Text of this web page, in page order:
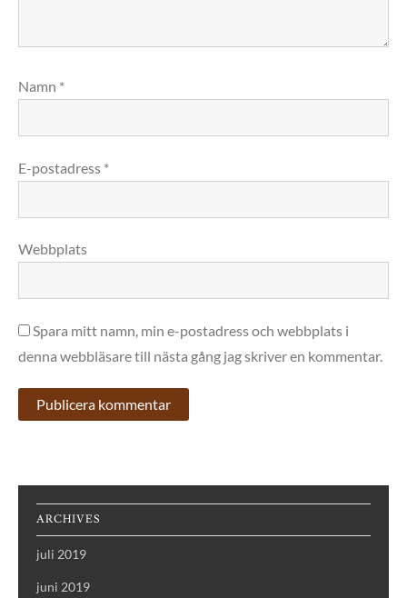
Namn *
E-postadress *
Webbplats
Spara mitt namn, min e-postadress och webbplats i
denna webbläsare till nästa gång jag skriver en kommentar.
ARCHIVES
juli 2019
juni 2019